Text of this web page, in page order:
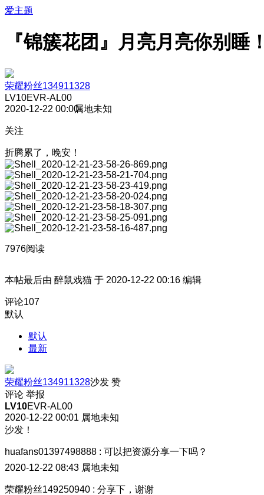
爱主题
『锦簇花团』月亮月亮你别睡
荣耀粉丝134911328
LV10EVR-AL00
2020-12-22 00:00属地未知
关注
折腾累了，晚安！
7976阅读
本帖最后由 醉鼠戏猫 于 2020-12-22 00:16 编辑
评论107
默认
默认
最新
荣耀粉丝134911328沙发 赞
评论 举报
LV10EVR-AL00
2020-12-22 00:01 属地未知
沙发！
huafans01397498888 : 可以把资源分享一下吗？
2020-12-22 08:43 属地未知
荣耀粉丝149250940 : 分享下，谢谢